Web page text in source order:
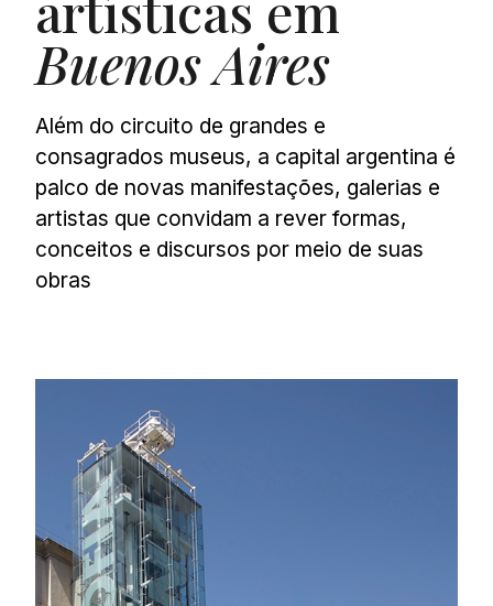
Buenos Aires
Além do circuito de grandes e
consagrados museus, a capital argentina é
palco de novas manifestações, galerias e
artistas que convidam a rever formas,
conceitos e discursos por meio de suas
obras